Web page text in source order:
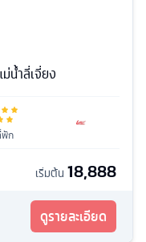
น้ำลี่เจี่ยง
ก
เริ่มต้น 18,888
ดูรายละเอียด